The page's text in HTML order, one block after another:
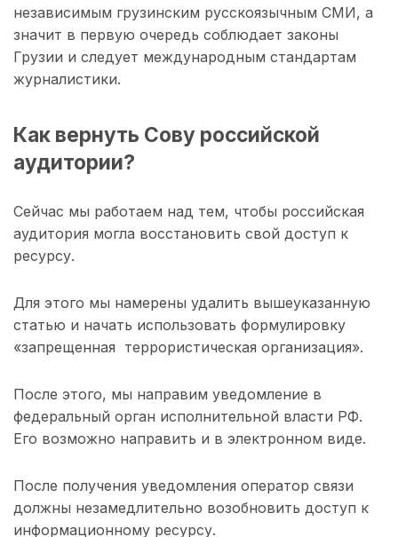
независимым грузинским русскоязычным СМИ, а
значит в первую очередь соблюдает законы
Грузии и следует международным стандартам
журналистики.
Как вернуть Сову российской
аудитории?
Сейчас мы работаем над тем, чтобы российская
аудитория могла восстановить свой доступ к
ресурсу.
Для этого мы намерены удалить вышеуказанную
статью и начать использовать формулировку
«запрещенная террористическая организация».
После этого, мы направим уведомление в
федеральный орган исполнительной власти РФ.
Его возможно направить и в электронном виде.
После получения уведомления оператор связи
должны незамедлительно возобновить доступ к
информационному ресурсу.